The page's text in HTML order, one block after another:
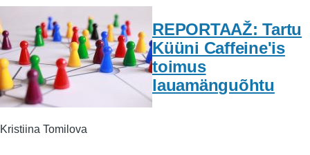
REPORTAAŽ: Tartu
Küüni Caffeine'is
toimus
lauamänguõhtu
Kristiina Tomilova